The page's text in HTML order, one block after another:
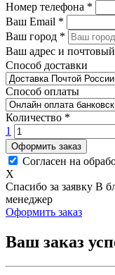
Номер телефона *
Ваш Email *
Ваш город *
Ваш адрес и
Способ доставки
Способ оплаты
Количество *
1
Оформить заказ
Согласен на
X
Спасибо за заявку В
менеджер
Оформить заказ
Ваш заказ